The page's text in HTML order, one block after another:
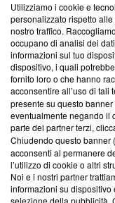
Questa sezione offre
News, sui nostri
creare news di
‘Trust Project - News
ancora membro del
parte; Trust Project
conformità agli
Su di noi
Team editoriale
Corporate
Utilizziamo i cookie e
personalizzato rispetto
nostro traffico.
occupano di analisi dei
informazioni sul tuo
dispositivo, i quali
fornito loro o che hanno
acconsentire all’uso di
presente su questo
eventualmente negando il
parte dei partner terzi,
Chiudendo questo banner
acconsenti al permanere
l’utilizzo di cookie o altri
Noi e i nostri partner
informazioni su dispositivo
selezione della pubblicità.